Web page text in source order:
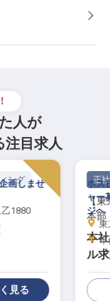
人が
注目求人
ング
画しませ
1880
見る
正社
【東
本部
本
ル
ャー
ホス
ャー
ジへ
東京
年